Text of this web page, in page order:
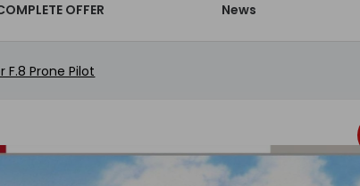
OFFER News
F.8 Prone Pilot